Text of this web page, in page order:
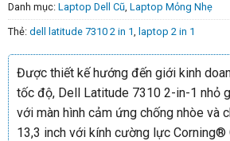
Danh mục: Laptop Dell Cũ Laptop Mỏng Nhẹ
Thẻ: dell latitude 7310 2 in 1 laptop 2 in 1
Được thiết kế hướng đến giới kinh
tốc độ, Dell Latitude 7310 2-in-1 nhỏ
với màn hình cảm ứng chống nhòe và
13,3 inch với kính cường lực